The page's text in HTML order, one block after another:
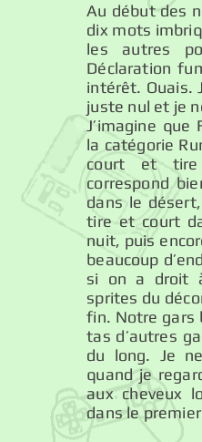
Au début des
dix mots
les autres
Déclaration
intérêt. Ouais.
juste nul et je
J’imagine
la catégorie
court et tire
correspond
dans le
tire et court
nuit, puis
beaucoup
si on a droit
sprites du
fin. Notre gars
tas d’autres
du long. Je
quand je
aux cheveux
dans le